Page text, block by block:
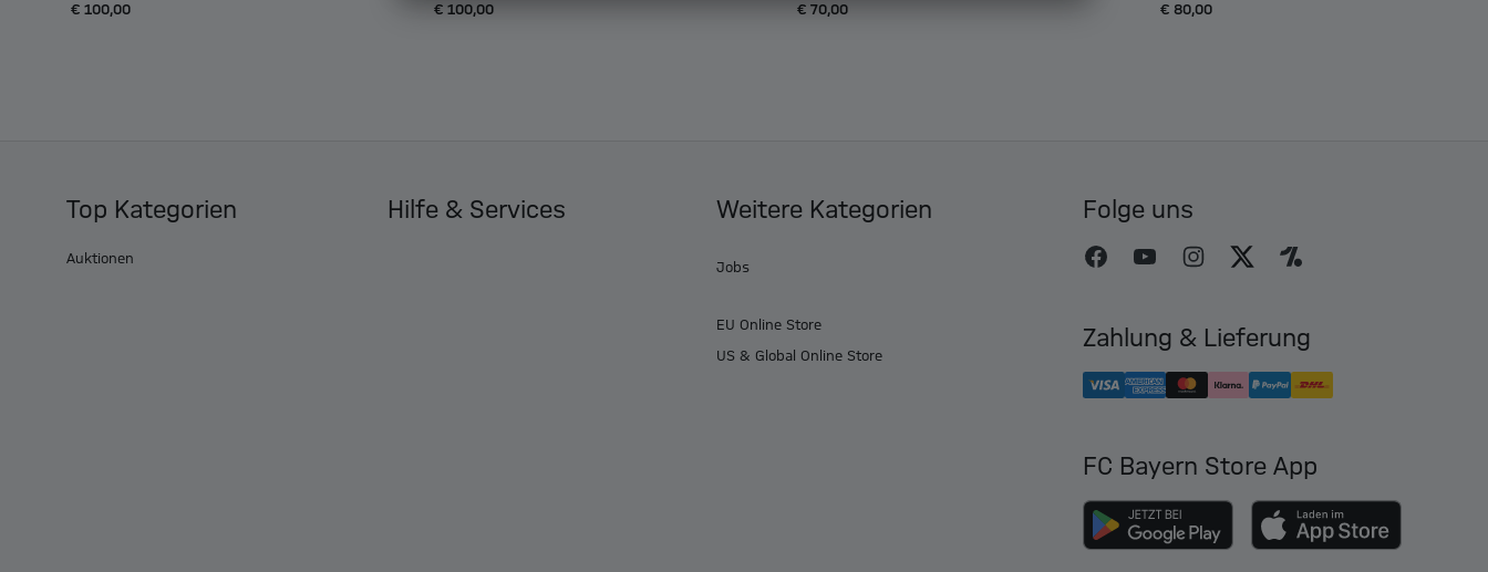
€ 100,00
€ 100,00
€ 70,00
€ 80,00
Top Kategorien
Auktionen
Hilfe & Services Weitere Kategorien
Jobs
EU Online Store
US & Global Online Store
Folge uns
Zahlung & Lieferung
FC Bayern Store App